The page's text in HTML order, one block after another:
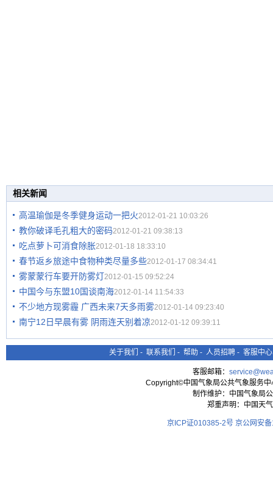
相关新闻
高温瑜伽是冬季健身运动一把火2012-01-21 10:03:26
教你破译毛孔粗大的密码2012-01-21 09:38:13
吃点萝卜可消食除胀2012-01-18 18:33:10
春节返乡旅途中食物种类尽量多些2012-01-17 08:34:41
雾蒙蒙行车要开防雾灯2012-01-15 09:52:24
中国今与东盟10国谈南海2012-01-14 11:54:33
不少地方现雾霾 广西未来7天多雨雾2012-01-14 09:23:40
南宁12日早晨有雾 阴雨连天别着凉2012-01-12 09:39:11
关于我们 - 联系我们 - 帮助 - 人员招聘 - 客服中心
客服邮箱：
Copyright©中国气象局公共气象服务
制作维护：中国气象局
郑重声明：中国天
京ICP证010385-2号 京公网安